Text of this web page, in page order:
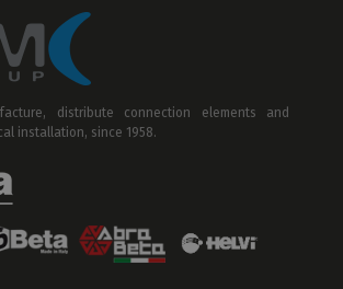
distribute connection elements and
installation, since 1958.